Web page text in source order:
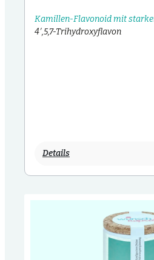
Kamillen-Flavonoid mit
4′,5,7-Trihydroxyflavon
Details